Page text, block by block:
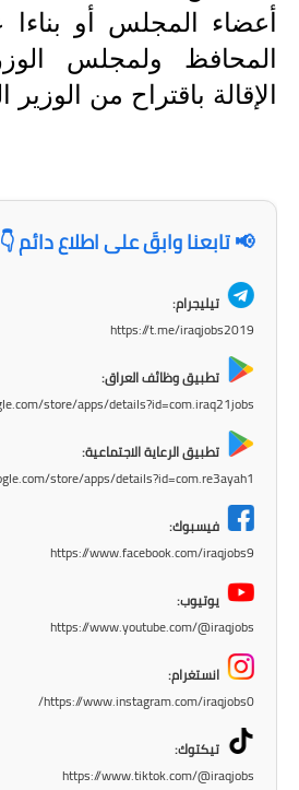
اخبار
العالي
أعضاء المجلس أو
المحافظ ولمجلس
الإقالة باقتراح من
📢 تابعنا وابقَ على اطلاع دائم 👇
تيليجرام:
https://t.me/iraqjobs2019
تطبيق وظائف العراق:
store/apps/details?id=com.iraq21jobs
تطبيق الرعاية الاجتماعية:
store/apps/details?id=com.re3ayah1
فيسبوك:
https://www.facebook.com/iraqjobs9
يوتيوب:
https://www.youtube.com/@iraqjobs
انستغرام:
https://www.instagram.com/iraqjobs0/
تيكتوك:
https://www.tiktok.com/@iraqjobs